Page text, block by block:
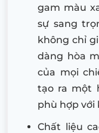
gam màu
sự sang
không chỉ
dàng hòa
của mọi
tạo ra một
phù hợp với
Chất liệu